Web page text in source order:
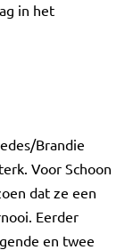
in het
Brandie
Voor Schoon
dat ze een
Eerder
en twee